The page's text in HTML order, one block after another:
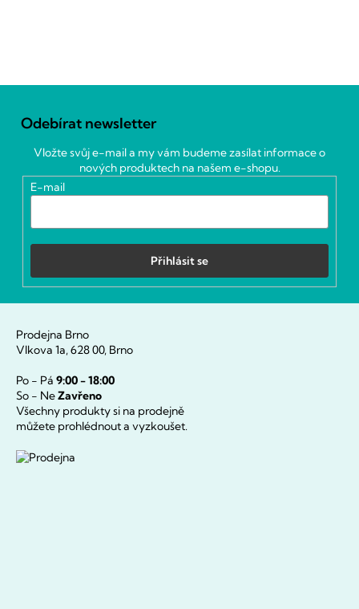
Odebírat newsletter
Vložte svůj e-mail a my vám budeme zasílat informace o
nových produktech na našem e-shopu.
E-mail
Přihlásit se
Prodejna Brno
Vlkova 1a, 628 00, Brno
Po - Pá 9:00 - 18:00
So - NeZavřeno
Všechny produkty si na prodejně
můžete prohlédnout a vyzkoušet.